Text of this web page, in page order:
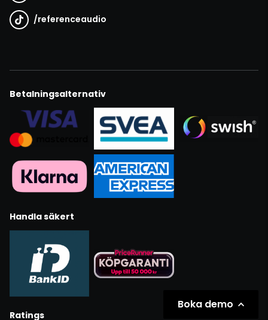
/referenceaudio
Betalningsalternativ
Handla säkert
Ratings
Boka demo